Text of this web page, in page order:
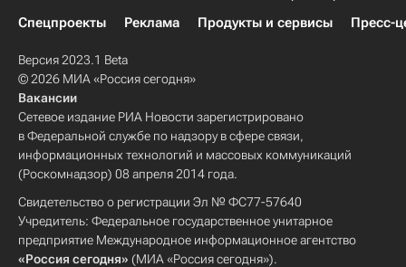
Спецпроекты
Реклама Продукты и сервисы Пресс-
Версия 2023.1 Beta
© 2026 МИА «Россия сегодня»
Вакансии
Сетевое издание РИА Новости зарегистрировано
в Федеральной службе по надзору в сфере связи,
информационных технологий и массовых коммуникаций
(Роскомнадзор) 08 апреля 2014 года.
Свидетельство о регистрации Эл № ФС77-57640
Учредитель: Федеральное государственное унитарное
предприятие Международное информационное агентство
«Россия сегодня» (МИА «Россия сегодня»).